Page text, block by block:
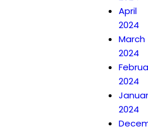
April
2024
March
2024
2024
2024